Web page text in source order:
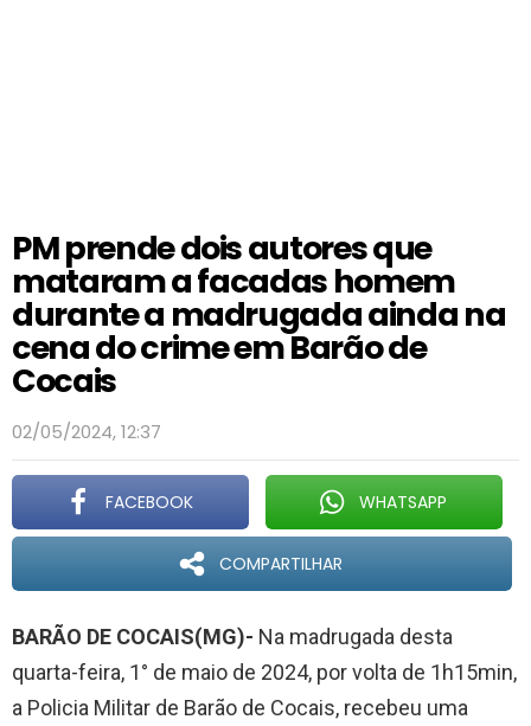
PM prende dois autores que
mataram a facadas homem
durante a madrugada ainda na
cena do crime em Barão de
Cocais
02/05/2024, 12:37
FACEBOOK WHATSAPP
COMPARTILHAR
BARÃO DE COCAIS(MG)- Na madrugada desta
quarta-feira, 1° de maio de 2024, por volta de 1h15min,
a Policia Militar de Barão de Cocais, recebeu uma